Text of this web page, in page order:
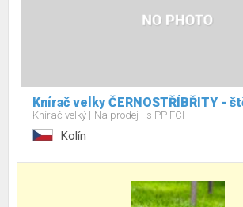
Knírač velky ČERNOSTŘÍBŘITY -
Knírač velký Na prodej s PP FCI
Kolín